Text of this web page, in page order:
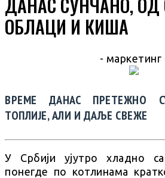
ОБЛАЦИ И КИША
- маркетинг
ВРЕМЕ ДАНАС ПРЕТЕЖНО
ТОПЛИЈЕ, АЛИ И ДАЉЕ СВЕЖЕ
У Србији ујутро хладно
понегде по котлинама